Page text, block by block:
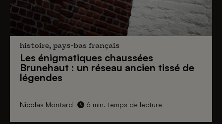
histoire, pays-bas français
Les énigmatiques chaussées
Brunehaut : un réseau ancien tissé de
légendes
Nicolas Montard 6 min. temps de lecture